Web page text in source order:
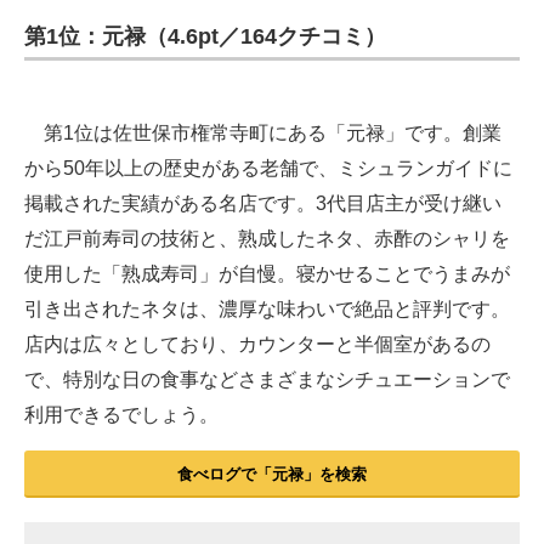
第1位：元禄（4.6pt／164クチコミ）
第1位は佐世保市権常寺町にある「元禄」です。創業
から50年以上の歴史がある老舗で、ミシュランガイドに
掲載された実績がある名店です。3代目店主が受け継い
だ江戸前寿司の技術と、熟成したネタ、赤酢のシャリを
使用した「熟成寿司」が自慢。寝かせることでうまみが
引き出されたネタは、濃厚な味わいで絶品と評判です。
店内は広々としており、カウンターと半個室があるの
で、特別な日の食事などさまざまなシチュエーションで
利用できるでしょう。
食べログで「元禄」を検索